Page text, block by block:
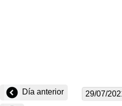
Día anterior